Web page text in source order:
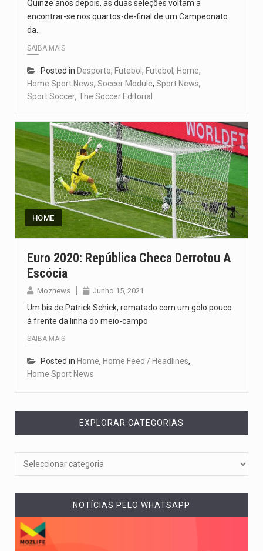
Quinze anos depois, as duas seleções voltam a
encontrar-se nos quartos-de-final de um Campeonato
da…
SAIBA MAIS
Posted in Desporto, Futebol, Futebol, Home,
Home Sport News, Soccer Module, Sport News,
Sport Soccer, The Soccer Editorial
HOME
Euro 2020: República Checa Derrotou A
Escócia
Moznews Junho 15, 2021
Um bis de Patrick Schick, rematado com um golo pouco
à frente da linha do meio-campo
SAIBA MAIS
Posted in Home, Home Feed / Headlines,
Home Sport News
EXPLORAR CATEGORIAS
NOTÍCIAS PELO WHATSAPP